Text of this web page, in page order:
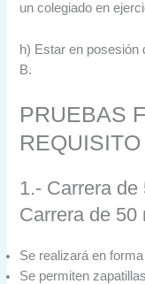
un colegiado en
h) Estar en
B.
PRUEBAS
1.- Carrera de
Carrera de 50
Se realizará en
Se permiten